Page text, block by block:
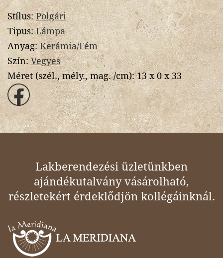
Stílus:Polgári
Tipus:Lámpa
Anyag:Kerámia/Fém
Szín:Vegyes
Méret (szél., mély., mag. /cm):13 x 0 x 33
Lakberendezési üzletünkben
ajándékutalvány vásárolható,
részletekért érdeklődjön kollégáinknál.